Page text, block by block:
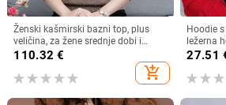
Ženski kašmirski bazni top, plus
veličina, za žene srednje dobi i
starije, debeli jeseno-zimski
110.32 €
add_shopping_cart
Hoodie
ležerna
27.51